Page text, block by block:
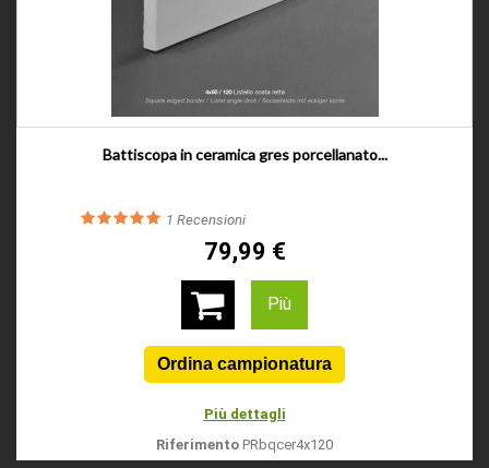
Battiscopa in ceramica gres porcellanato...
1 Recensioni
79,99 €
Più
Più dettagli
Riferimento PRbqcer4x120